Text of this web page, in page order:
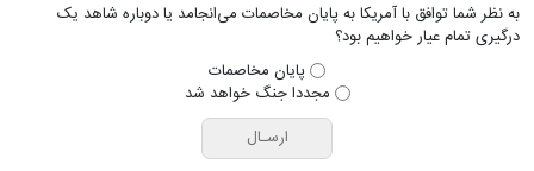
به نظر شما توافق با آمریکا به پایان مخاصمات می‌انجامد یا دوباره شاهد یک
درگیری تمام عیار خواهیم بود؟
پایان مخاصمات
مجددا جنگ خواهد شد